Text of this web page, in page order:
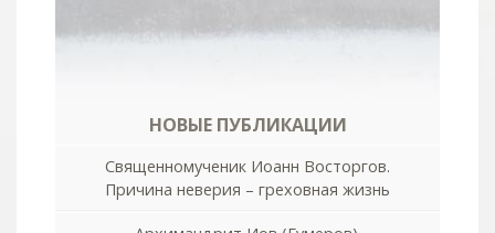
НОВЫЕ ПУБЛИКАЦИИ
Священномученик Иоанн Восторгов.
Причина неверия – греховная жизнь